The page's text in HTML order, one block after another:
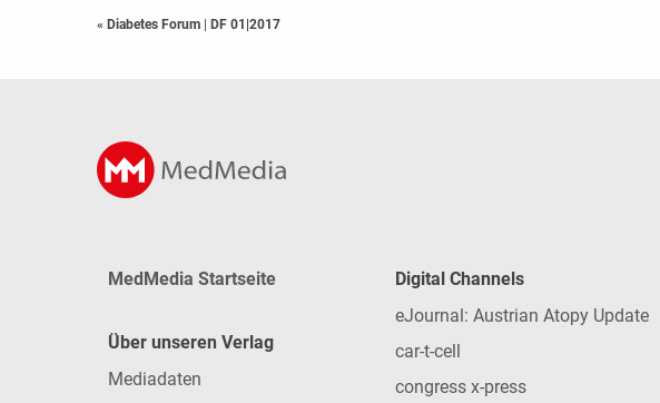
« Diabetes Forum | DF 01|2017
MedMedia Startseite
Über unseren Verlag
Mediadaten
Digital Channels
eJournal: Austrian Atopy Update
car-t-cell
congress x-press